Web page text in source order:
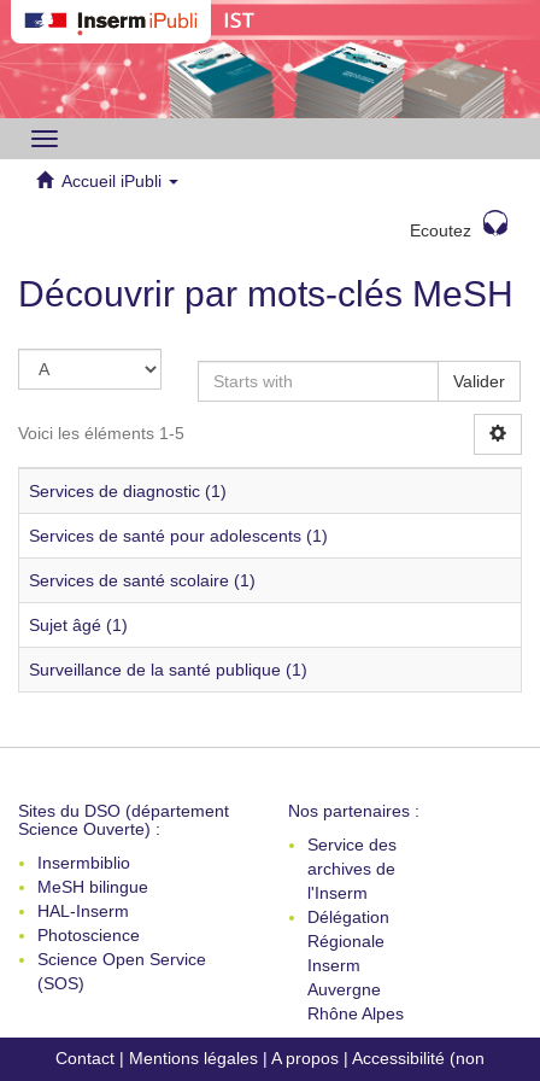
Toggle
navigation
Accueil iPubli
Ecoutez
Découvrir par mots-clés MeSH
Valider
Voici les éléments 1-5
Services de diagnostic (1)
Services de santé pour adolescents (1)
Services de santé scolaire (1)
Sujet âgé (1)
Surveillance de la santé publique (1)
Sites du DSO (département
Science Ouverte) :
Insermbiblio
MeSH bilingue
HAL-Inserm
Photoscience
Science Open Service
(SOS)
Nos partenaires :
Service des
archives de
l'Inserm
Délégation
Régionale
Inserm
Auvergne
Rhône Alpes
Contact | Mentions légales | A propos | Accessibilité (non